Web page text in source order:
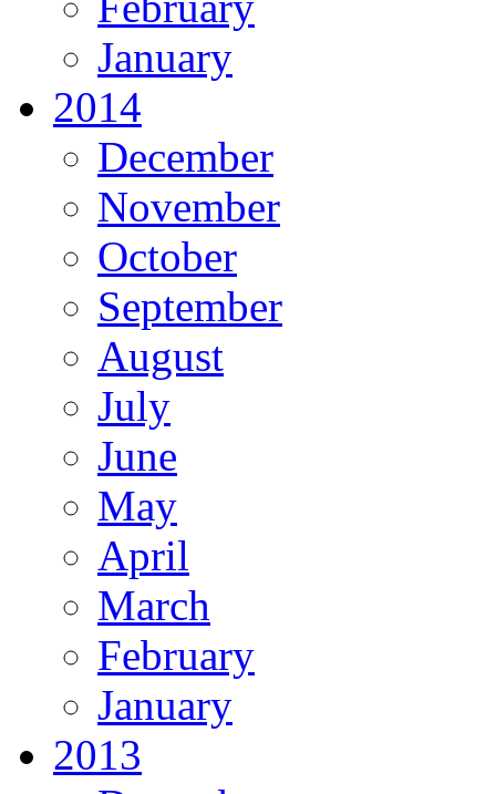
January
2014
December
November
October
September
August
July
June
May
April
March
February
January
2013